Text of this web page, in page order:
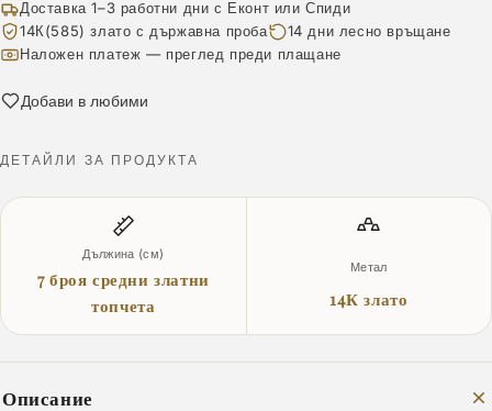
Доставка 1–3 работни дни с Еконт или Спиди
14К(585) злато с държавна проба
14 дни лесно връщане
Наложен платеж — преглед преди плащане
Добави в любими
ДЕТАЙЛИ ЗА ПРОДУКТА
Дължина (см)
7 броя средни златни
топчета
Метал
14К злато
Описание